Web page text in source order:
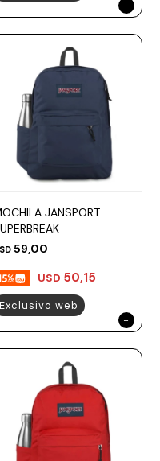
JANSPORT
59,00
USD 50,15
Exclusivo web